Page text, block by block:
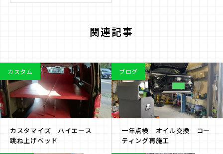
関連記事
カスタム
カスタマイズ ハイエース
跳ね上げベッド
ブログ
一年点検 オイル交換 コー
ティング再施工